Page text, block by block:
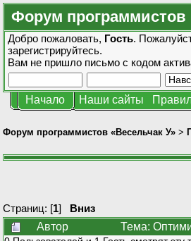
Форум программистов
Добро пожаловать, Гость.
зарегистрируйтесь.
Вам не пришло письмо с кодом
Начало Наши сайты
Форум программистов «Весельчак У» >
Страниц: [1] Вниз
Автор
Тема: